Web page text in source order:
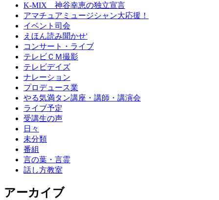
K-MIX 神谷幸恵の独立宣言
アマチュアミュージシャン大応援！
イベント司会
えほん読み聞かせ'
コンサート・ライブ
テレビＣＭ撮影
テレビデイズ
ナレーション
プロデュース業
やる気満タン講座・講師・講演会
ライブ予定
受講生の声
日々
未分類
番組
言の葉・言霊
話し方教室
アーカイブ